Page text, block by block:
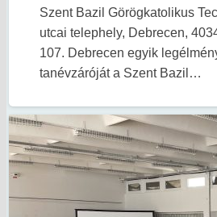
Szent Bazil Görögkatolikus
utcai telephely, Debrecen,
107. Debrecen egyik
tanévzáróját a Szent Bazil…